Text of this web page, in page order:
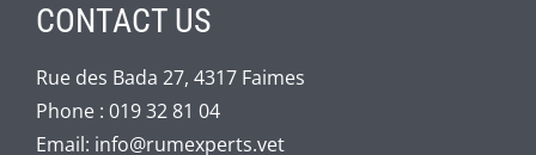
CONTACT US
Rue des Bada 27, 4317 Faimes
Phone : 019 32 81 04
Email: info@rumexperts.vet